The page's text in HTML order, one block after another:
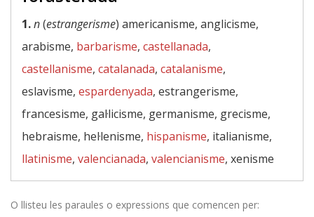
1.n(estrangerisme) americanisme, anglicisme,
arabisme, barbarisme, castellanada,
castellanisme, catalanada, catalanisme,
eslavisme, espardenyada, estrangerisme,
francesisme, gal·licisme, germanisme, grecisme,
hebraisme, hel·lenisme, hispanisme, italianisme,
llatinisme, valencianada, valencianisme, xenisme
O llisteu les paraules o expressions que comencen per: